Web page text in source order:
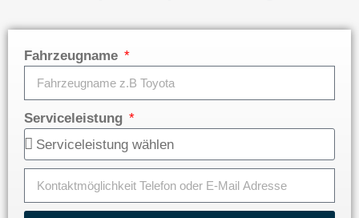
Fahrzeugname
Serviceleistung